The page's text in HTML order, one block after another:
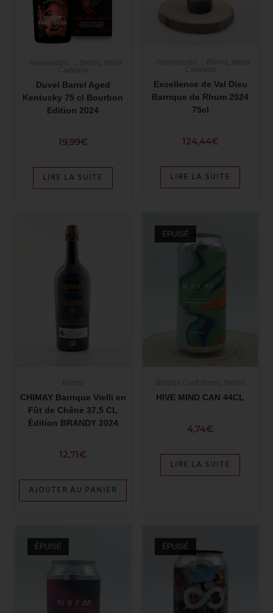
, ,
Duvel Barrel Aged
Kentucky 75 cl Bourbon
Edition 2024
19,99€
LIRE LA SUITE
, ,
Excellence de Val Dieu
Barrique de Rhum 2024
75cl
124,44€
LIRE LA SUITE
CHIMAY Barrique Vielli en
Fût de Chêne 37,5 CL
Édition BRANDY 2024
12,71€
AJOUTER AU PANIER
ÉPUISÉ
,
HIVE MIND CAN 44CL
4,74€
LIRE LA SUITE
ÉPUISÉ ÉPUISÉ